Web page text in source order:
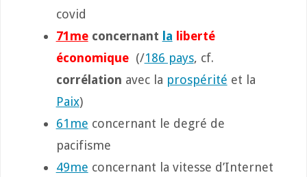
covid
71meconcernant la liberté
économique(/186 pays, cf.
corrélation avec la prospérité et la
Paix)
61me concernant le degré de
pacifisme
49me concernant la vitesse d’Internet